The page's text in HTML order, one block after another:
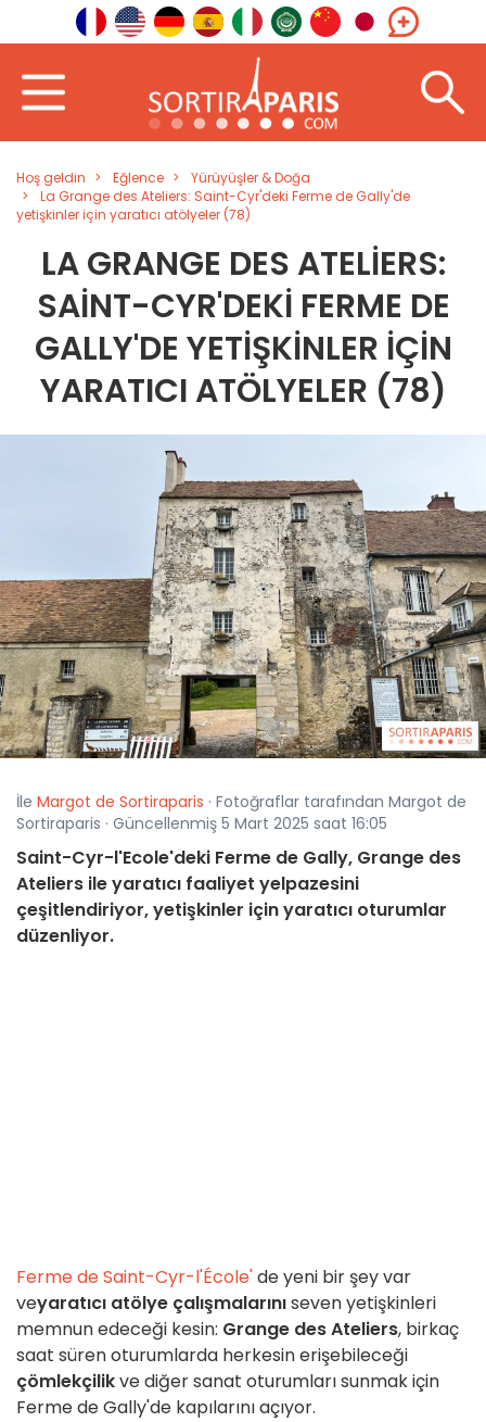
Hoş geldin Eğlence
Yürüyüşler & Doğa
La Grange des Ateliers: Saint-Cyr'deki Ferme de Gally'de
yetişkinler için yaratıcı atölyeler (78)
LA GRANGE DES ATELIERS:
SAINT-CYR'DEKI FERME DE
GALLY'DE YETIŞKINLER IÇIN
YARATICI ATÖLYELER (78)
İle Margot de Sortiraparis · Fotoğraflar tarafından Margot de
Sortiraparis · Güncellenmiş 5 Mart 2025 saat 16:05
Saint-Cyr-l'Ecole'deki Ferme de Gally, Grange des
Ateliers ile yaratıcı faaliyet yelpazesini
çeşitlendiriyor, yetişkinler için yaratıcı oturumlar
düzenliyor.
Ferme de Saint-Cyr-l'École'de yeni bir şey var
veyaratıcı atölye çalışmalarınıseven yetişkinleri
memnun edeceği kesin: Grange des Ateliers, birkaç
saat süren oturumlarda herkesin erişebileceği
çömlekçilikve diğer sanat oturumları sunmak için
Ferme de Gally'de kapılarını açıyor.